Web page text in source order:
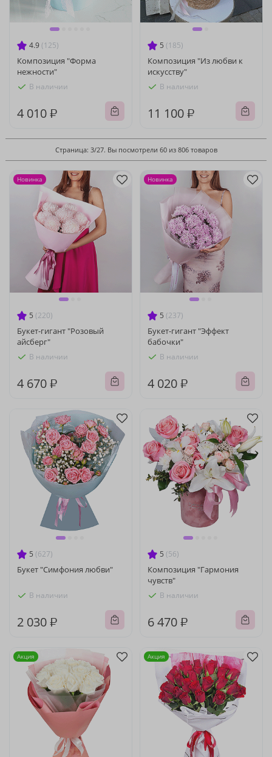
4.9 (125)
Композиция "Форма
нежности"
В наличии
4 010 ₽
5 (185)
Композиция "Из любви к
искусству"
В наличии
11 100 ₽
Страница: 3/27. Вы посмотрели 60 из 806 товаров
5 (220)
Букет-гигант "Розовый
айсберг"
В наличии
4 670 ₽
Новинка
5 (237)
Букет-гигант "Эффект
бабочки"
В наличии
4 020 ₽
Новинка
5 (627)
Букет "Симфония любви"
В наличии
2 030 ₽
5 (56)
Композиция "Гармония
чувств"
В наличии
6 470 ₽
Акция Акция